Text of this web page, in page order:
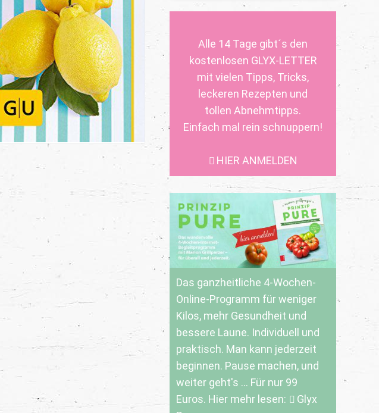
Alle 14 Tage gibt´s den
kostenlosen GLYX-LETTER
mit vielen Tipps, Tricks,
leckeren Rezepten und
tollen Abnehmtipps.
Einfach mal rein schnuppern!
HIER ANMELDEN
Das ganzheitliche 4-Wochen-
Online-Programm für weniger
Kilos, mehr Gesundheit und
bessere Laune. Individuell und
praktisch. Man kann jederzeit
beginnen. Pause machen, und
weiter geht's ... Für nur 99
Euros. Hier mehr lesen:
Glyx